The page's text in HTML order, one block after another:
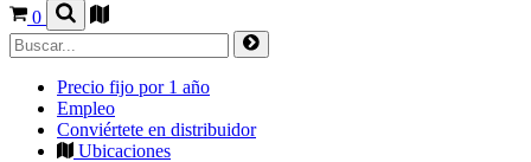
0
Precio fijo por 1 año
Empleo
Conviértete en distribuidor
Ubicaciones